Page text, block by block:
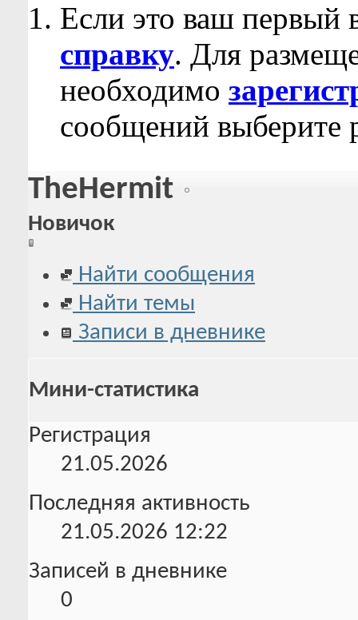
Если это ваш первый
справку. Для
необходимо
сообщений выберите
TheHermit
Новичок
Найти сообщения
Найти темы
Записи в дневнике
Мини-статистика
Регистрация
21.05.2026
Последняя активность
21.05.2026 12:22
Записей в дневнике
0